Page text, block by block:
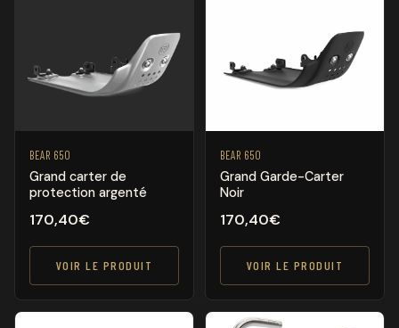
BEAR 650
Grand carter de
protection argenté
170,40€
VOIR LE PRODUIT
BEAR 650
Grand Garde-Carter
Noir
170,40€
VOIR LE PRODUIT